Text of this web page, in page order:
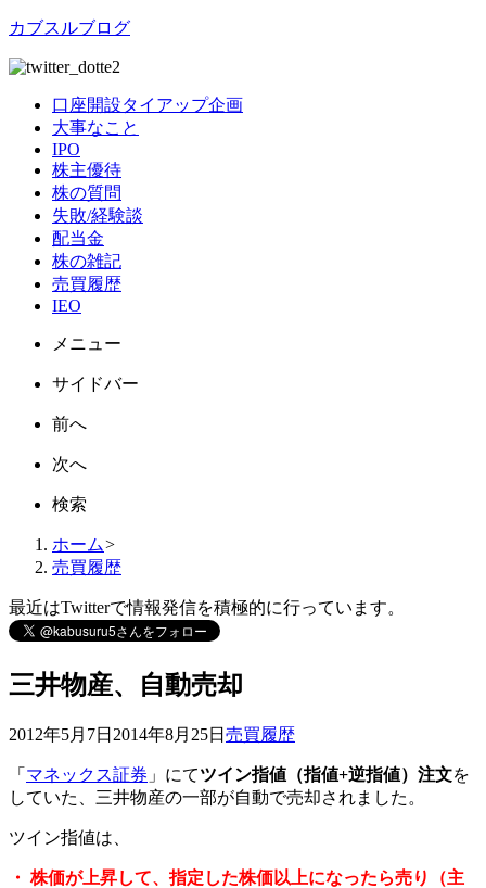
カブスルブログ
口座開設タイアップ企画
大事なこと
IPO
株主優待
株の質問
失敗/経験談
配当金
株の雑記
売買履歴
IEO
メニュー
サイドバー
前へ
次へ
検索
ホーム>
売買履歴
最近はTwitterで情報発信を積極的に行っています。
三井物産、自動売却
2012年5月7日 2014年8月25日 売買履歴
「 マネックス証券 」にてツイン指値（指値+逆指値）注文を
していた、三井物産の一部が自動で売却されました。
ツイン指値は、
・ 株価が上昇して、指定した株価以上になったら売り（主